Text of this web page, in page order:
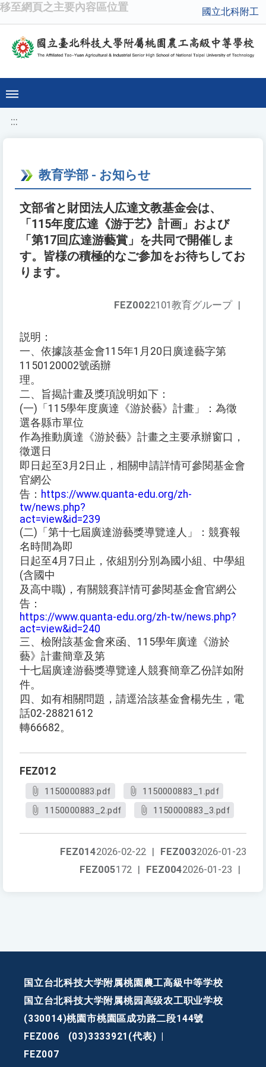
移至網頁之主要內容區位置 國立北科附工
:::
教育学部 - お知らせ
文部省と財団法人広達文教基金会は、
「115年度広達《游于艺》計画」および
「第17回広達游藝賞」を共同で開催しま
す。皆様の積極的なご参加をお待ちしてお
ります。
FEZ0022101教育グループ |
説明：
一、依據該基金會115年1月20日廣達藝字第
1150120002號函辦
理。
二、旨揭計畫及獎項說明如下：
(一)「115學年度廣達《游於藝》計畫」：為徵
選各縣市單位
作為推動廣達《游於藝》計畫之主要承辦窗口，
徵選日
即日起至3月2日止，相關申請詳情可參閱基金會
官網公
告： https://www.quanta-edu.org/zh-
tw/news.php?
act=view&id=239
(二)「第十七屆廣達游藝獎導覽達人」：競賽報
名時間為即
日起至4月7日止，依組別分別為國小組、中學組
(含國中
及高中職)，有關競賽詳情可參閱基金會官網公
告：
https://www.quanta-edu.org/zh-tw/news.php?
act=view&id=240
三、檢附該基金會來函、115學年廣達《游於
藝》計畫簡章及第
十七屆廣達游藝獎導覽達人競賽簡章乙份詳如附
件。
四、如有相關問題，請逕洽該基金會楊先生，電
話02-28821612
轉66682。
FEZ012
1150000883.pdf
1150000883_1.pdf
1150000883_2.pdf
1150000883_3.pdf
FEZ0032026-01-23
FEZ0142026-02-22 |
FEZ0042026-01-23 |
FEZ005172 |
国立台北科技大学附属桃園農工高級中等学校
国立台北科技大学附属桃园高级农工职业学校
(330014)桃園市桃園區成功路二段144號
FEZ006
(03)3333921(代表)
FEZ007